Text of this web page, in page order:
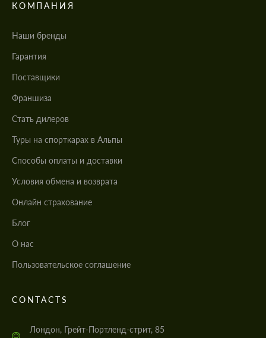
КОМПАНИЯ
Наши бренды
Гарантия
Поставщики
Франшиза
Стать дилеров
Туры на спорткарах в Альпы
Cпособы оплаты и доставки
Условия обмена и возврата
Онлайн страхование
Блог
О нас
Пользовательское соглашение
CONTACTS
Лондон, Грейт-Портленд-стрит, 85